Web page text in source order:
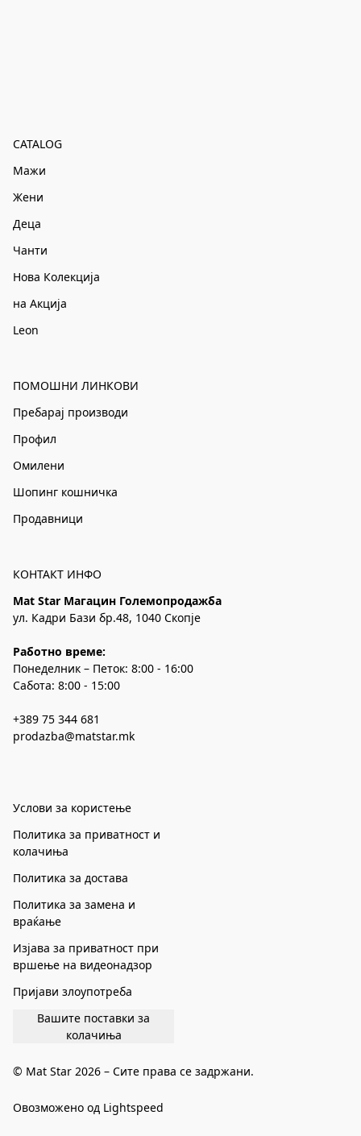
CATALOG
Мажи
Жени
Деца
Чанти
Нова Колекција
на Акција
Leon
ПОМОШНИ ЛИНКОВИ
Пребарај производи
Профил
Омилени
Шопинг кошничка
Продавници
КОНТАКТ ИНФО
Mat Star Магацин Големопродажба
ул. Кадри Бази бр.48, 1040 Скопје
Работно време:
Понеделник – Петок: 8:00 - 16:00
Сабота: 8:00 - 15:00
+389 75 344 681
prodazba@matstar.mk
Услови за користење
Политика за приватност и
колачиња
Политика за достава
Политика за замена и
враќање
Изјава за приватност при
вршење на видеонадзор
Пријави злоупотреба
Вашите поставки за
колачиња
© Mat Star 2026 – Сите права се задржани.
Овозможено од Lightspeed